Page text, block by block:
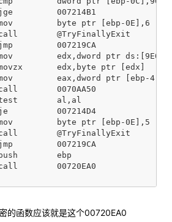
007214B1
byte ptr [ebp-0E],6
@TryFinallyExit
007219CA
edx,dword ptr
edx,byte ptr [edx]
eax,dword ptr [ebp-4]
0070AA50
test        al,al
007214D4
byte ptr [ebp-0E],5
@TryFinallyExit
007219CA
ebp
00720EA0
的函数应该就是这个00720EA0